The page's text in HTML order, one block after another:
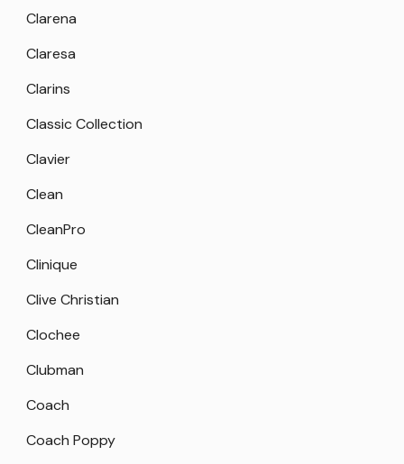
Clarena
Claresa
Clarins
Classic Collection
Clavier
Clean
CleanPro
Clinique
Clive Christian
Clochee
Clubman
Coach
Coach Poppy